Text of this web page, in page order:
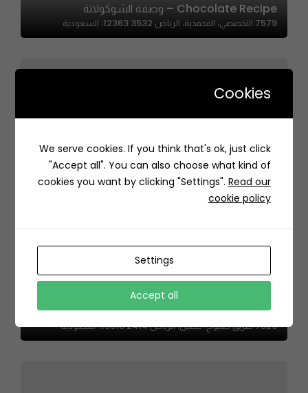
Chocolate Recipe – وصفة الشوكولاتة
7579 التخصصي، المحمدية، الرياض 12363 3532، السعودية
Salef Sweets – سالف للحلويات
حي, 3264 الطريق الدائري الغربي، السويدي الغربي، الرياض
12992 7051، السعودية
AOJChocolate | أوج للشكولاتة
7529 طريق صلبوخ، حطين، الرياض 13518 2414، السعودية
Cookies
We serve cookies. If you think that's ok, just click
"Accept all". You can also choose what kind of
cookies you want by clicking "Settings". Read our
cookie policy
Settings
Accept all